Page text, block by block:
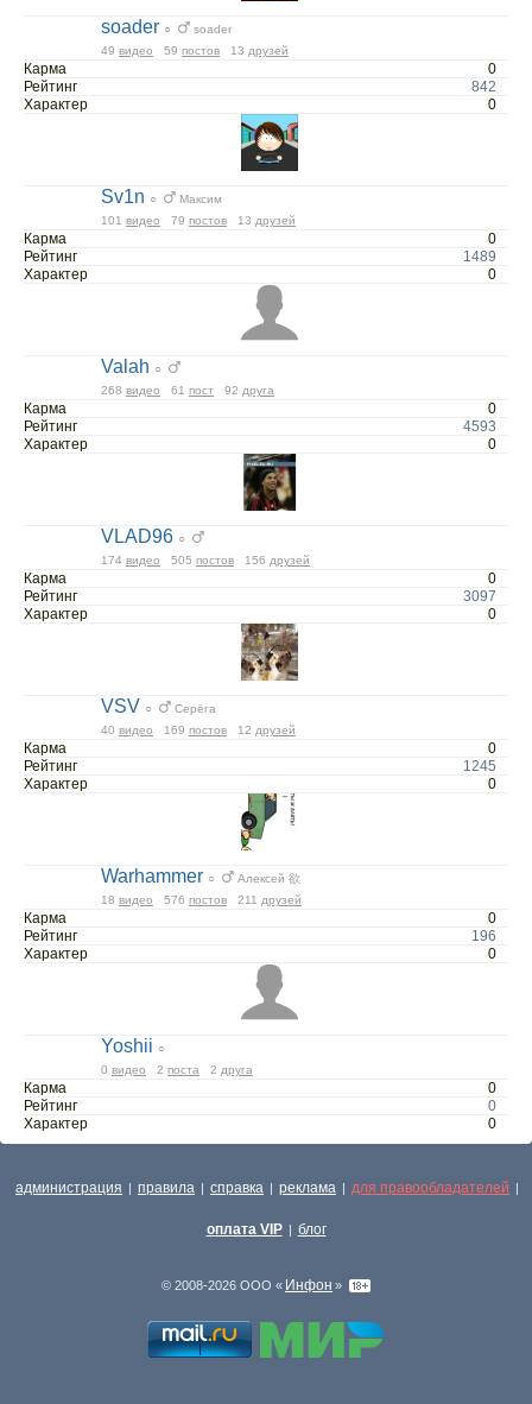
soader ○
soader
49 видео 59 постов 13 друзей
Карма
0
Рейтинг
842
Характер
0
Sv1n ○
Максим
101 видео 79 постов 13 друзей
Карма
0
Рейтинг
1489
Характер
0
Valah ○
268 видео 61 пост 92 друга
Карма
0
Рейтинг
4593
Характер
0
VLAD96 ○
174 видео 505 постов 156 друзей
Карма
0
Рейтинг
3097
Характер
0
VSV ○
Серёга
40 видео 169 постов 12 друзей
Карма
0
Рейтинг
1245
Характер
0
Warhammer ○
Алексей 欲
18 видео 576 постов 211 друзей
Карма
0
Рейтинг
196
Характер
0
Yoshii ○
0 видео 2 поста 2 друга
Карма
0
Рейтинг
0
Характер
0
администрация | правила | справка | реклама | для правообладателей |
оплата VIP | блог
© 2008-2026 ООО « Инфон »